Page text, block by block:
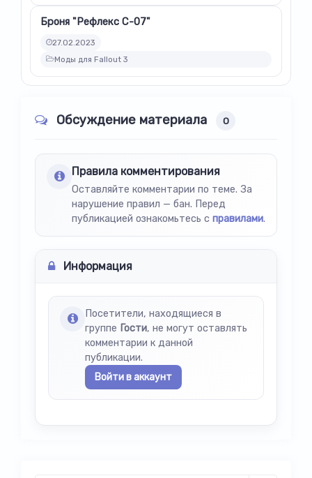
Броня "Рефлекс С-07"
27.02.2023
Моды для Fallout 3
Обсуждение материала 0
Правила комментирования
Оставляйте комментарии по теме. За
нарушение правил — бан. Перед
публикацией ознакомьтесь с правилами.
Информация
Посетители, находящиеся в
группе Гости, не могут оставлять
комментарии к данной
публикации.
Войти в аккаунт